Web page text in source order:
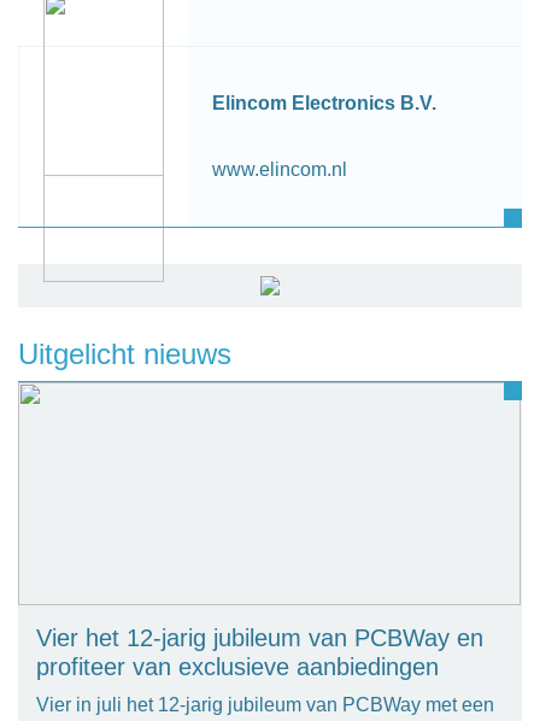
Elincom Electronics B.V.
www.elincom.nl
Uitgelicht nieuws
Vier het 12-jarig jubileum van PCBWay en
profiteer van exclusieve aanbiedingen
Vier in juli het 12-jarig jubileum van PCBWay met een